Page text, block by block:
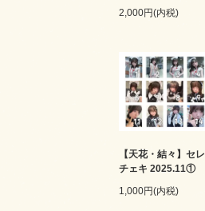
2,000円(内税)
【天花・結々】セ
チェキ 2025.11①
1,000円(内税)